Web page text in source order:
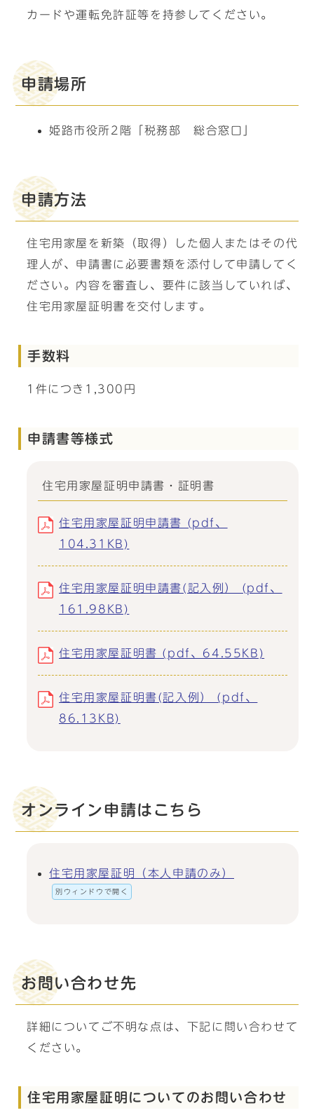
カードや運転免許証等を持参してください。
申請場所
姫路市役所2階「税務部 総合窓口」
申請方法
住宅用家屋を新築（取得）した個人またはその代
理人が、申請書に必要書類を添付して申請してく
ださい。内容を審査し、要件に該当していれば、
住宅用家屋証明書を交付します。
手数料
1件につき1,300円
申請書等様式
住宅用家屋証明申請書・証明書
住宅用家屋証明申請書 (pdf、
104.31KB)
住宅用家屋証明申請書(記入例） (pdf、
161.98KB)
住宅用家屋証明書 (pdf、64.55KB)
住宅用家屋証明書(記入例） (pdf、
86.13KB)
オンライン申請はこちら
住宅用家屋証明（本人申請のみ）
別ウィンドウで開く
お問い合わせ先
詳細についてご不明な点は、下記に問い合わせて
ください。
住宅用家屋証明についてのお問い合わせ